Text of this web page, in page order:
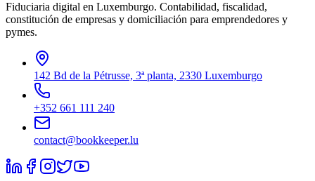
Fiduciaria digital en Luxemburgo. Contabilidad, fiscalidad,
constitución de empresas y domiciliación para emprendedores y
pymes.
142 Bd de la Pétrusse, 3ª planta, 2330 Luxemburgo
+352 661 111 240
contact@bookkeeper.lu